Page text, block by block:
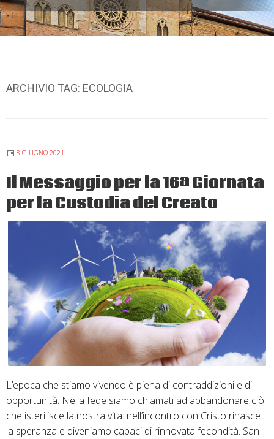
ARCHIVIO TAG: ECOLOGIA
8 GIUGNO 2021
Il Messaggio per la 16ª Giornata
per la Custodia del Creato
L’epoca che stiamo vivendo è piena di contraddizioni e di
opportunità. Nella fede siamo chiamati ad abbandonare ciò
che isterilisce la nostra vita: nell’incontro con Cristo rinasce
la speranza e diveniamo capaci di rinnovata fecondità. San